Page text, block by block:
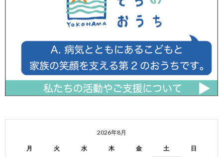
2026年8月
月 火 水 木 金 土 日